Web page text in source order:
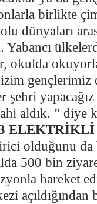
birlikte
dünyaları
okulda
şehri
aldık. ” diye
olduğunu
500 bin
hareket
açıldığından